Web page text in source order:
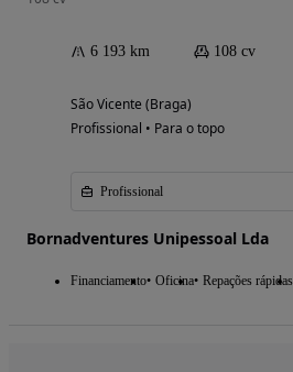
6 193 km 108 cv
São Vicente (Braga)
Profissional • Para o topo
Profissional
Bornadventures Unipessoal Lda
Financiamento Oficina Repações rápidas